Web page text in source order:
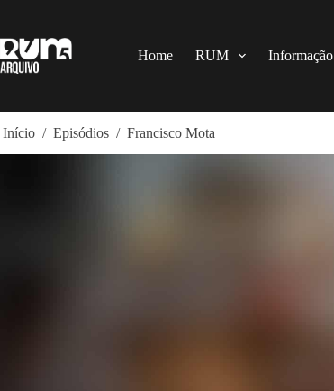
o
conteúdo
Home RUM Informação
Início / Episódios / Francisco Mota